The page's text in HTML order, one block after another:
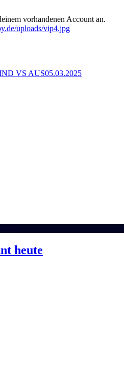
vorhandenen Account an.
VS AUS05.03.2025
heute